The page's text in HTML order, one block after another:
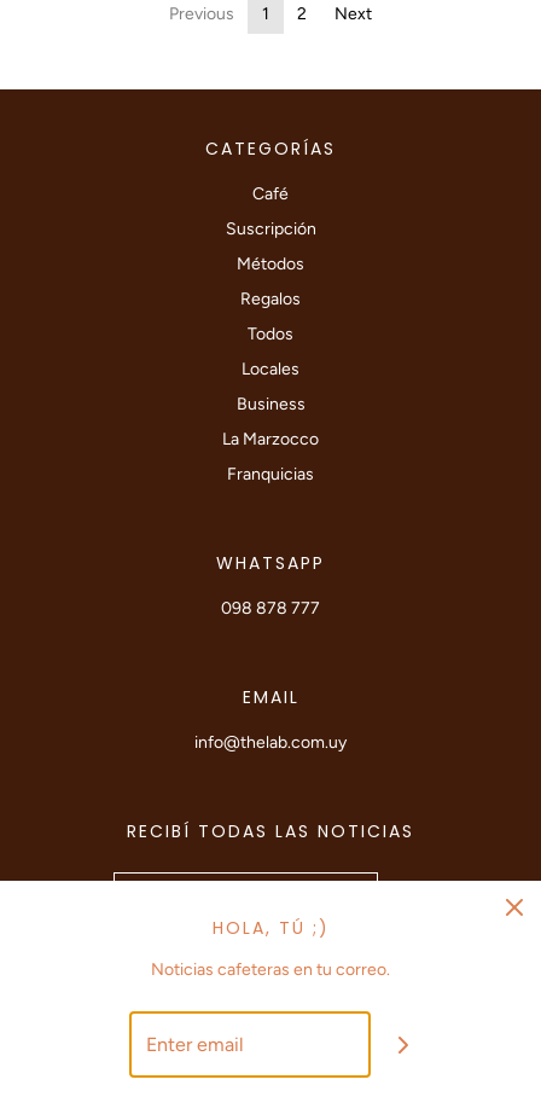
Previous 1 2 Next
CATEGORÍAS
Café
Suscripción
Métodos
Regalos
Todos
Locales
Business
La Marzocco
Franquicias
WHATSAPP
098 878 777
EMAIL
info@thelab.com.uy
RECIBÍ TODAS LAS NOTICIAS
© 2026 The Lab Coffee Roasters
HOLA, TÚ ;)
Noticias cafeteras en tu correo.